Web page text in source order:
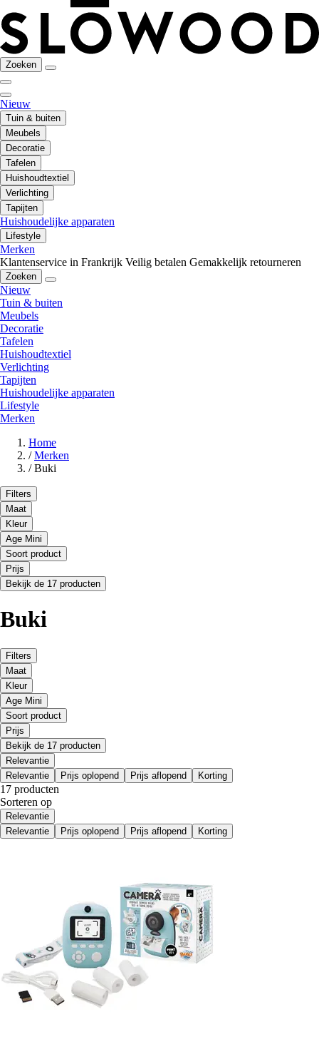
Zoeken
Nieuw
Tuin & buiten
Meubels
Decoratie
Tafelen
Huishoudtextiel
Verlichting
Tapijten
Huishoudelijke apparaten
Lifestyle
Merken
Klantenservice in Frankrijk Veilig betalen Gemakkelijk retourneren
Zoeken
Nieuw
Tuin & buiten
Meubels
Decoratie
Tafelen
Huishoudtextiel
Verlichting
Tapijten
Huishoudelijke apparaten
Lifestyle
Merken
Home
/ Merken
/ Buki
Filters
Maat
Kleur
Age Mini
Soort product
Prijs
Bekijk de 17 producten
Buki
Filters
Maat
Kleur
Age Mini
Soort product
Prijs
Bekijk de 17 producten
Relevantie
Relevantie
Prijs oplopend Prijs aflopend Korting
17 producten
Sorteren op
Relevantie
Relevantie
Prijs oplopend Prijs aflopend Korting